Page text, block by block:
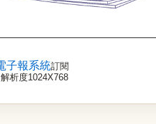
子報系統訂閱
析度1024X768